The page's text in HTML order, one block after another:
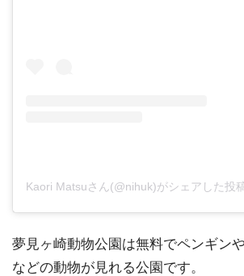
Kaori Matsuさん(@nihuk)がシェアした投
夢見ヶ崎動物公園は無料でペンギン
などの動物が見れる公園です。